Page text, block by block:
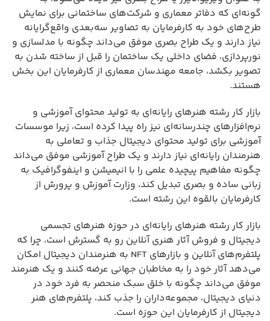
گونه‌ای که دفاتر معماری و شرکت‌های ساختمانی برای نمایش
طرح‌های خود به کارفرمایان به تصاویر سه‌بعدی واقع‌گرایانه
نیاز دارند و یک طراح بصری موفق می‌داند چگونه با مدلسازی و
نورپردازی، فضای داخلی یک ساختمان را قبل از ساخته شدن به
تصویر بکشد، جامعه مهندسان معماری از کارفرمایان این بخش
هستند.
بازار کار رشته هنرهای رایانه‌ای به تولید محتوای آموزشی و
نرم‌افزارهای چندرسانه‌ای نیز راه پیدا کرده است، زیرا موسسات
آموزشی برای تولید محتوای دیجیتال جذاب و تعاملی به
هنرمندان رایانه‌ای نیاز دارند و یک طراح آموزشی موفق می‌داند
چگونه مفاهیم پیچیده علمی را با انیمیشن و اینفوگرافیک به
زبانی ساده و بصری تبدیل کند، وزارت آموزش و پرورش از
کارفرمایان بالقوه این رشته است.
بازار کار رشته هنرهای رایانه‌ای در حوزه هنرهای تجسمی
دیجیتال و فروش آثار هنری آنلاین رو به گسترش است، چرا که
پلتفرم‌های آنلاین و بازارهای NFT به هنرمندان دیجیتال امکان
می‌دهد آثار خود را به مخاطبان جهانی عرضه کنند و یک هنرمند
موفق می‌داند چگونه با خلق سبک منحصر به فرد خود در
دنیای دیجیتال، مجموعه‌داران را جذب کند، پلتفرم‌های هنر
دیجیتال از کارفرمایان این حوزه است.